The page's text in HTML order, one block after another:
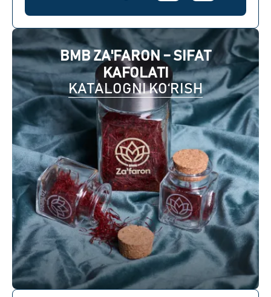
BMB ZA'FARON – SIFAT
KAFOLATI
KATALOGNI KO‘RISH